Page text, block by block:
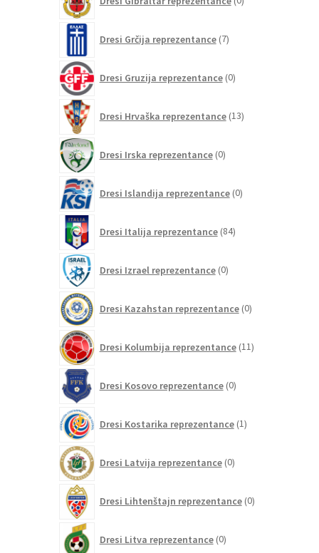
izdelkov
Dresi Grčija reprezentance 7izdelkov
Dresi Gruzija reprezentance 0izdelkov
Dresi Hrvaška reprezentance 13izdelkov
Dresi Irska reprezentance 0izdelkov
Dresi Islandija reprezentance 0izdelkov
Dresi Italija reprezentance 84izdelkov
Dresi Izrael reprezentance 0izdelkov
Dresi Kazahstan reprezentance 0izdelkov
Dresi Kolumbija reprezentance 11izdelkov
Dresi Kosovo reprezentance 0izdelkov
Dresi Kostarika reprezentance 1izdelek
Dresi Latvija reprezentance 0izdelkov
Dresi Lihtenštajn reprezentance 0izdelkov
Dresi Litva reprezentance 0izdelkov